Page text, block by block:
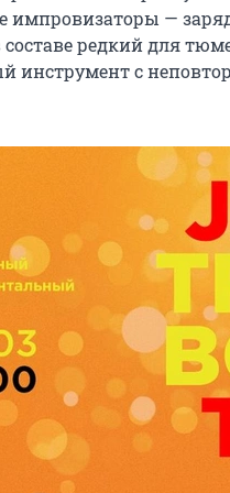
импровизаторы —
составе редкий для
инструмент с